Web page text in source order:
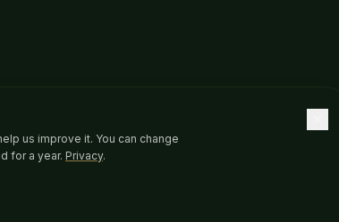
us improve it. You can change
for a year. Privacy.